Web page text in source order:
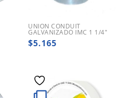
UNION CONDUIT
GALVANIZADO IMC 1 1/4″
$5.165